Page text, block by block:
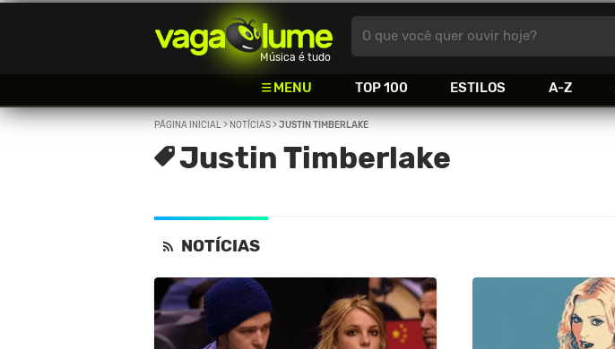
Vagalume
Música é tudo
MENU TOP 100 ESTILOS A-Z
O que você quer ouvir hoje?
PÁGINA INICIAL> NOTÍCIAS>JUSTIN TIMBERLAKE
Justin Timberlake
NOTÍCIAS